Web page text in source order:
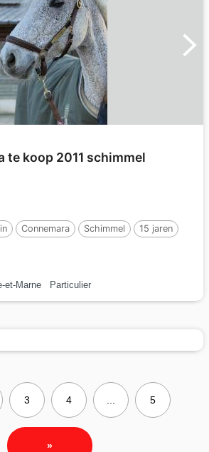
te koop 2011 schimmel
Connemara Schimmel
15 jaren
et-Marne Particulier
3 4 5
»